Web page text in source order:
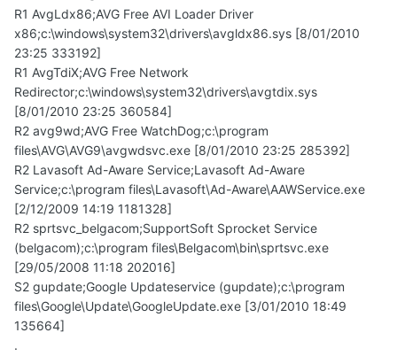
R1 AvgLdx86;AVG Free AVI Loader Driver
x86;c:\windows\system32\drivers\avgldx86.sys [8/01/2010
23:25 333192]
R1 AvgTdiX;AVG Free Network
Redirector;c:\windows\system32\drivers\avgtdix.sys
[8/01/2010 23:25 360584]
R2 avg9wd;AVG Free WatchDog;c:\program
files\AVG\AVG9\avgwdsvc.exe [8/01/2010 23:25 285392]
R2 Lavasoft Ad-Aware Service;Lavasoft Ad-Aware
Service;c:\program files\Lavasoft\Ad-Aware\AAWService.exe
[2/12/2009 14:19 1181328]
R2 sprtsvc_belgacom;SupportSoft Sprocket Service
(belgacom);c:\program files\Belgacom\bin\sprtsvc.exe
[29/05/2008 11:18 202016]
S2 gupdate;Google Updateservice (gupdate);c:\program
files\Google\Update\GoogleUpdate.exe [3/01/2010 18:49
135664]
.